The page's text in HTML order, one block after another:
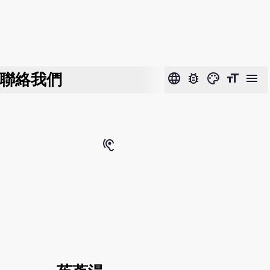
聯絡我們 language bug_report color_lens format_size menu
hearing